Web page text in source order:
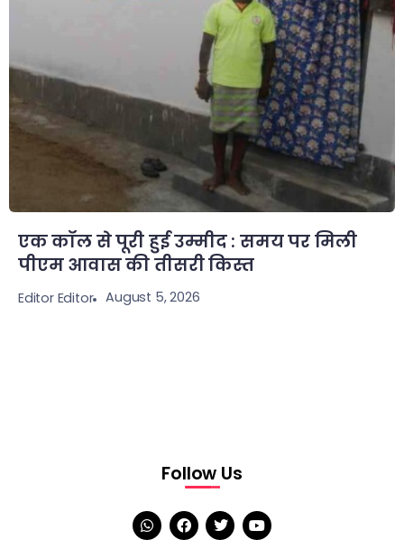
एक कॉल से पूरी हुई उम्मीद : समय पर मिली
पीएम आवास की तीसरी किस्त
Editor Editor August 5, 2026
Follow Us